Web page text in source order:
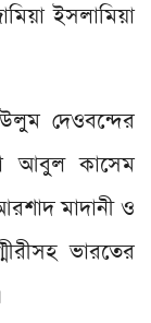
ইসলামিয়া
দেওবন্দের
আবুল কাসেম
মাদানী ও
ভারতের